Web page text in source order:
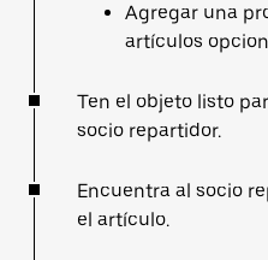
Agregar una
artículos
Ten el objeto listo
socio repartidor.
Encuentra al socio
el artículo.